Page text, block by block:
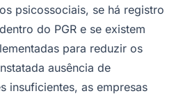
psicossociais, se há registro
do PGR e se existem
para reduzir os
ausência de
insuficientes, as empresas